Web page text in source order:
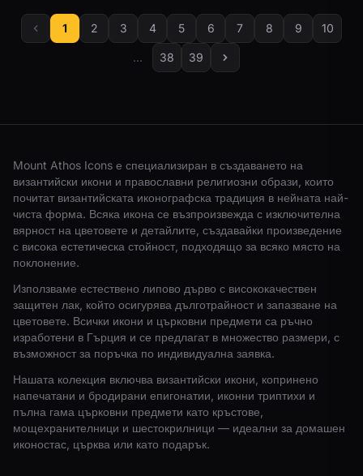
1 2 3 4 5 6 7 8 9 10
... 38 39
Mount Athos Icons е специализиран в създаването на
византийски икони и православни религиозни образи, които
почитат византийската иконографска традиция в нейната най-
чиста форма. Всяка икона се възпроизвежда с изключителна
вярност на цветовете и детайлите, създавайки произведение
с висока естетическа стойност, подходящо за всяко място на
поклонение.
Използваме естествено липово дърво с висококачествен
защитен лак, който осигурява дълготрайност и запазване на
цветовете. Всички икони и църковни предмети са ръчно
изработени в Гърция и се предлагат в множество размери, с
възможност за поръчка по индивидуална заявка.
Нашата колекция включва византийски икони, копринено
напечатани и бродирани епигонатии, иконни триптихи и
пълна гама църковни предмети като кръстове,
мощехранителници и шестокрилници — идеални за домашен
иконостас, църква или като подарък.